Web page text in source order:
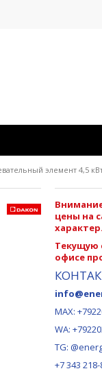
элемент 4,5
цены на
характер.
Текущую
офисе
MAX:
WA:
TG:
+7 343